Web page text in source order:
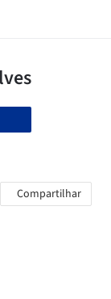
Compartilhar